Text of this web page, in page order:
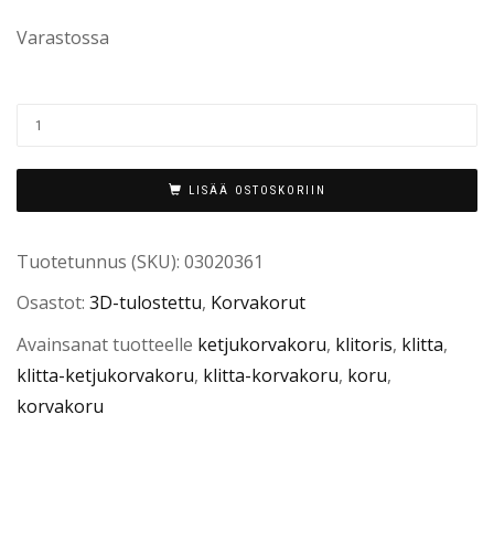
Varastossa
LISÄÄ OSTOSKORIIN
Tuotetunnus (SKU): 03020361
Osastot: 3D-tulostettu, Korvakorut
Avainsanat tuotteelle ketjukorvakoru, klitoris, klitta,
klitta-ketjukorvakoru, klitta-korvakoru, koru,
korvakoru